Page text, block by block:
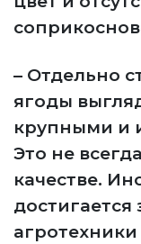
– Отдельно
ягоды
крупными и
Это не
качестве.
достигается